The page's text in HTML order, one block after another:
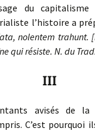
du
l’histoire a
nolentem trahunt.
qui résiste. N. du
III
avisés de la
C’est pourquoi